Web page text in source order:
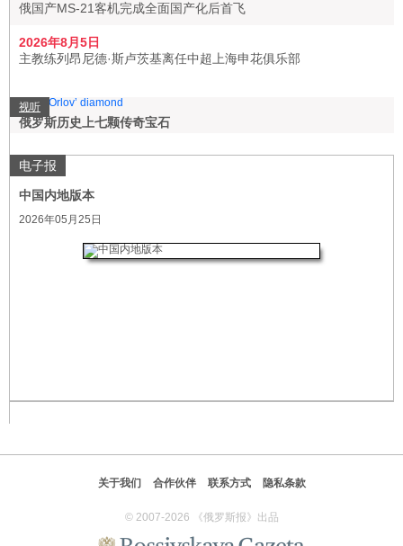
俄国产MS-21客机完成全面国产化后首飞
2026年8月5日
主教练列昂尼德·斯卢茨基离任中超上海申花俱乐部
视听
俄罗斯历史上七颗传奇宝石
电子报
中国内地版本
2026年05月25日
关于我们 合作伙伴 联系方式 隐私条款
© 2007-2026 《俄罗斯报》出品